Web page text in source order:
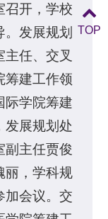
召开，学校
发展规划
任、交叉
筹建工作领
际学院筹建
发展规划处
副主任贾俊
丽，学科规
加会议。交
TOP